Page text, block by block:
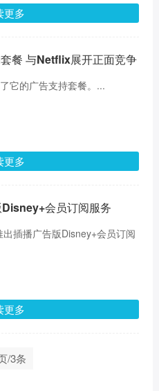
更多
餐 与Netflix展开正面竞争
它的广告支持套餐。...
更多
会员订阅服务
插播广告版Disney+会员订阅
更多
/3条